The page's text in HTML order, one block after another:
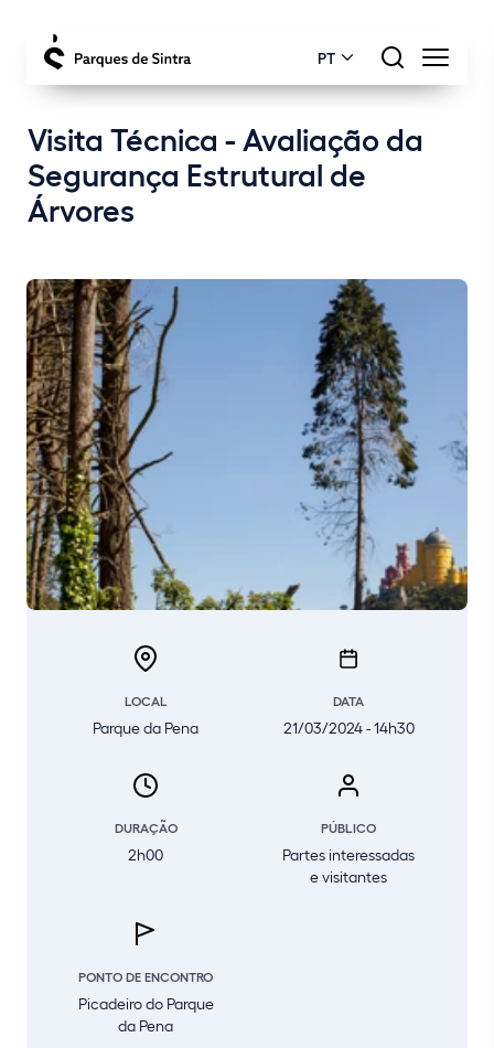
PT
Visita Técnica - Avaliação da
Segurança Estrutural de
Árvores
LOCAL
Parque da Pena
DATA
21/03/2024 - 14h30
DURAÇÃO
2h00
PÚBLICO
Partes interessadas
e visitantes
PONTO DE ENCONTRO
Picadeiro do Parque
da Pena